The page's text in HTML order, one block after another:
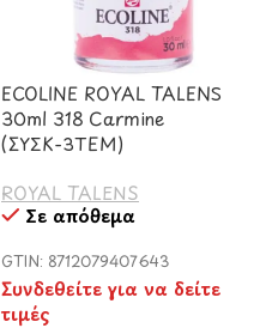
ECOLINE ROYAL TALENS
30ml 318 Carmine
(ΣΥΣΚ-3TEM)
ROYAL TALENS
Σε απόθεμα
GTIN: 8712079407643
Συνδεθείτε για να δείτε
τιμές